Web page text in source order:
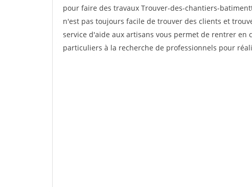
pour faire des travaux Trouver-des-chantiers-
n'est pas toujours facile de trouver des clients et
service d'aide aux artisans vous permet de rentrer en
particuliers à la recherche de professionnels pour